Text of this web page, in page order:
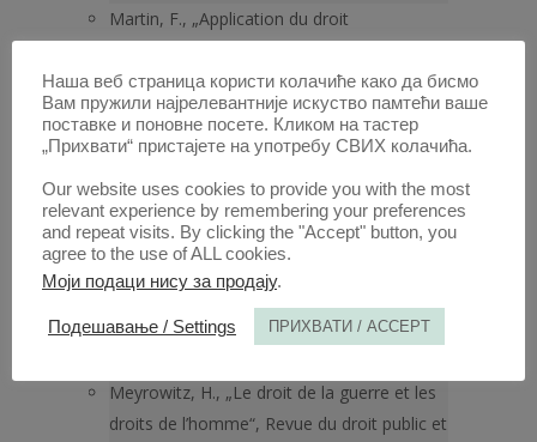
Martin, F., „Application du droit
interaméricaine des droits de l’homme“,
International Review of the Red Cross
83(844)/2002.
Integration and Article 31(3)(c) of the
Vienna Convention“, International and
Comparative Law Quarterly 52(2)/2005.
Meron, T., The Humanization of
International Law, Martinus Nijhoff
Meyrowitz, H., „Le droit de la guerre et les
droits de l’homme“, Revue du droit public et
Наша веб страница користи колачиће како да бисмо
Вам пружили најрелевантније искуство памтећи ваше
поставке и поновне посете. Кликом на тастер
„Прихвати“ пристајете на употребу СВИХ колачића.
Our website uses cookies to provide you with the most
relevant experience by remembering your preferences
and repeat visits. By clicking the "Accept" button, you
agree to the use of ALL cookies.
Моји подаци нису за продају.
Подешавање / Settings ПРИХВАТИ / ACCEPT